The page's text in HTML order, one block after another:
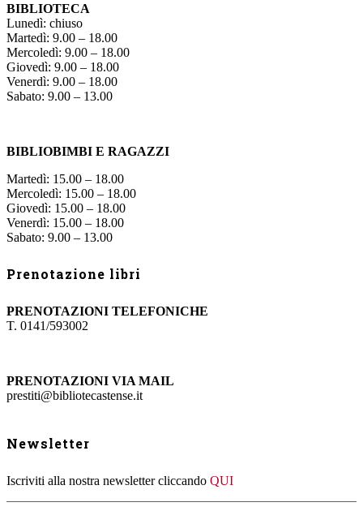
BIBLIOTECA
Lunedì: chiuso
Martedì: 9.00 – 18.00
Mercoledì: 9.00 – 18.00
Giovedì: 9.00 – 18.00
Venerdì: 9.00 – 18.00
Sabato: 9.00 – 13.00
BIBLIOBIMBI E RAGAZZI
Martedì: 15.00 – 18.00
Mercoledì: 15.00 – 18.00
Giovedì: 15.00 – 18.00
Venerdì: 15.00 – 18.00
Sabato: 9.00 – 13.00
Prenotazione libri
PRENOTAZIONI TELEFONICHE
T. 0141/593002
PRENOTAZIONI VIA MAIL
prestiti@bibliotecastense.it
Newsletter
Iscriviti alla nostra newsletter cliccando QUI